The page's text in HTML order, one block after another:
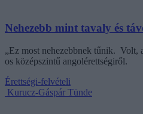
Nehezebb mint tavaly és
„Ez most nehezebbnek tűnik. Volt,
os középszintű angolérettségiről.
Érettségi-felvételi
Kurucz-Gáspár Tünde